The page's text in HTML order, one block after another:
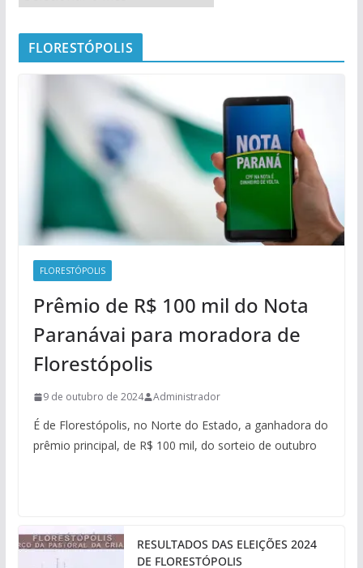
FLORESTÓPOLIS
FLORESTÓPOLIS
Prêmio de R$ 100 mil do Nota
Paranávai para moradora de
Florestópolis
9 de outubro de 2024 Administrador
É de Florestópolis, no Norte do Estado, a ganhadora do
prêmio principal, de R$ 100 mil, do sorteio de outubro
RESULTADOS DAS ELEIÇÕES 2024
DE FLORESTÓPOLIS